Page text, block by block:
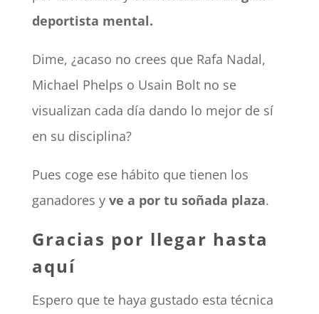
deportista mental.
Dime, ¿acaso no crees que Rafa Nadal,
Michael Phelps o Usain Bolt no se
visualizan cada día dando lo mejor de sí
en su disciplina?
Pues coge ese hábito que tienen los
ganadores y ve a por tu soñada plaza.
Gracias por llegar hasta
aquí
Espero que te haya gustado esta técnica